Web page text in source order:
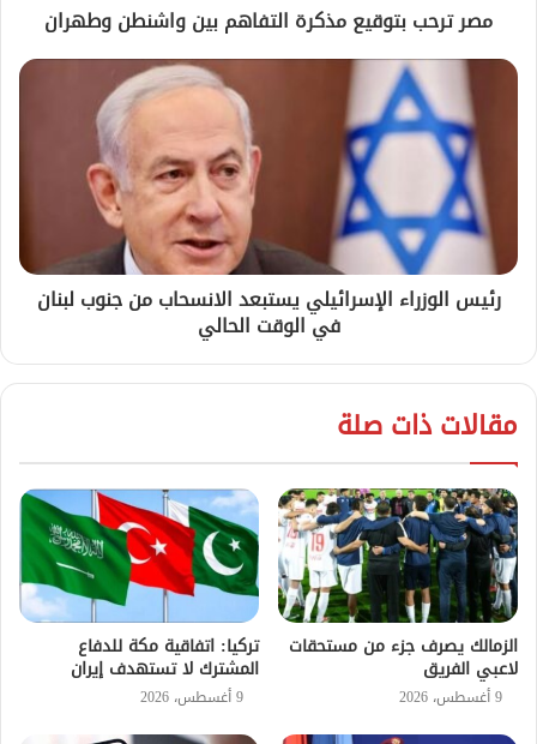
مصر ترحب بتوقيع مذكرة التفاهم بين واشنطن وطهران
رئيس الوزراء الإسرائيلي يستبعد الانسحاب من جنوب لبنان
في الوقت الحالي
مقالات ذات صلة
الزمالك يصرف جزء من مستحقات
لاعبي الفريق
9 أغسطس، 2026
تركيا: اتفاقية مكة للدفاع
المشترك لا تستهدف إيران
9 أغسطس، 2026